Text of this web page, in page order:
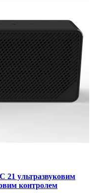
21 ультразвуковим
контролем